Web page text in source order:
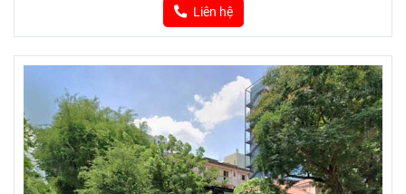
Liên hệ